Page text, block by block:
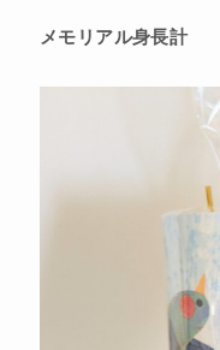
メモリアル身長計